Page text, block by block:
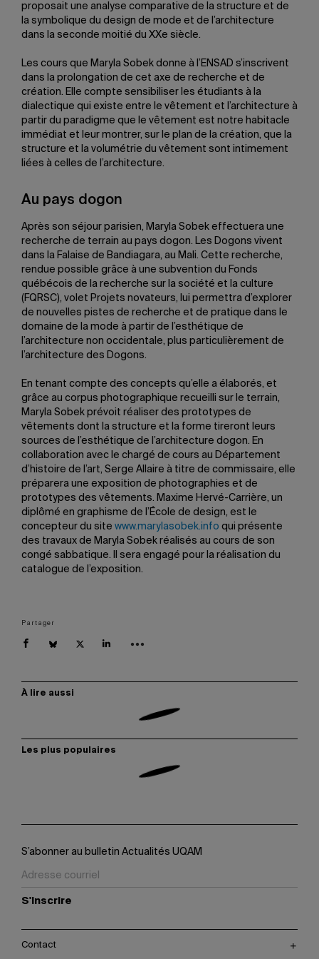
proposait une analyse comparative de la structure et de
la symbolique du design de mode et de l’architecture
dans la seconde moitié du XXe siècle.
Les cours que Maryla Sobek donne à l’ENSAD s’inscrivent
dans la prolongation de cet axe de recherche et de
création. Elle compte sensibiliser les étudiants à la
dialectique qui existe entre le vêtement et l’architecture à
partir du paradigme que le vêtement est notre habitacle
immédiat et leur montrer, sur le plan de la création, que la
structure et la volumétrie du vêtement sont intimement
liées à celles de l’architecture.
Au pays dogon
Après son séjour parisien, Maryla Sobek effectuera une
recherche de terrain au pays dogon. Les Dogons vivent
dans la Falaise de Bandiagara, au Mali. Cette recherche,
rendue possible grâce à une subvention du Fonds
québécois de la recherche sur la société et la culture
(FQRSC), volet Projets novateurs, lui permettra d’explorer
de nouvelles pistes de recherche et de pratique dans le
domaine de la mode à partir de l’esthétique de
l’architecture non occidentale, plus particulièrement de
l’architecture des Dogons.
En tenant compte des concepts qu’elle a élaborés, et
grâce au corpus photographique recueilli sur le terrain,
Maryla Sobek prévoit réaliser des prototypes de
vêtements dont la structure et la forme tireront leurs
sources de l’esthétique de l’architecture dogon. En
collaboration avec le chargé de cours au Département
d’histoire de l’art, Serge Allaire à titre de commissaire, elle
préparera une exposition de photographies et de
prototypes des vêtements. Maxime Hervé-Carrière, un
diplômé en graphisme de l’École de design, est le
concepteur du site www.marylasobek.info qui présente
des travaux de Maryla Sobek réalisés au cours de son
congé sabbatique. Il sera engagé pour la réalisation du
catalogue de l’exposition.
Partager
À lire aussi
Les plus populaires
S’abonner au bulletin Actualités UQAM
S'inscrire
Contact